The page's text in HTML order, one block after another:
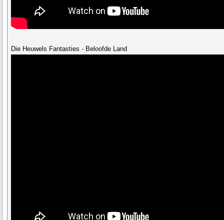
Die Heuwels Fantasties - Beloofde Land